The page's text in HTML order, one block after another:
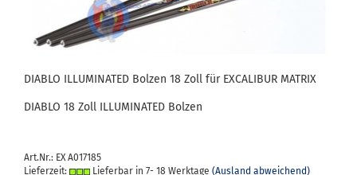
DIA­BLO IL­LU­MI­NA­TED Bol­zen 18 Zoll für EX­CA­LI­BUR MA­TRIX
DIA­BLO 18 Zoll IL­LU­MI­NA­TED Bol­zen
Art.Nr.: EX A017185
Lieferzeit:
Lieferbar in 7- 18 Werktage (Ausland abweichend)